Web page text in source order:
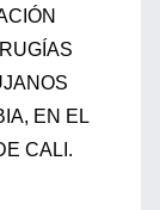
EN EL
CALI.